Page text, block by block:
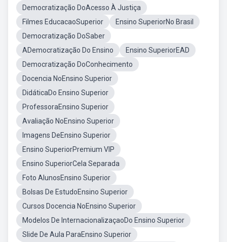
Democratização DoAcesso À Justiça
Filmes EducacaoSuperior
Ensino SuperiorNo Brasil
Democratização DoSaber
ADemocratização Do Ensino
Ensino SuperiorEAD
Democratização DoConhecimento
Docencia NoEnsino Superior
DidáticaDo Ensino Superior
ProfessoraEnsino Superior
Avaliação NoEnsino Superior
Imagens DeEnsino Superior
Ensino SuperiorPremium VIP
Ensino SuperiorCela Separada
Foto AlunosEnsino Superior
Bolsas De EstudoEnsino Superior
Cursos Docencia NoEnsino Superior
Modelos De InternacionalizaçaoDo Ensino Superior
Slide De Aula ParaEnsino Superior